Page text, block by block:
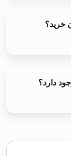
خرید؟
دارد؟